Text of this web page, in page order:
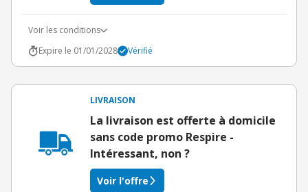
Voir les conditions
Expire le 01/01/2028
Vérifié
LIVRAISON
La livraison est offerte à domicile
sans code promo Respire -
Intéressant, non ?
Voir l'offre